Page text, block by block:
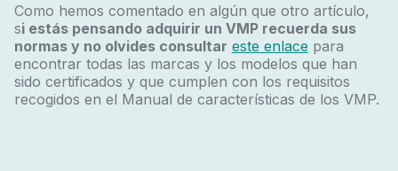
Como hemos comentado en algún que otro artículo,
si estás pensando adquirir un VMP recuerda sus
normas y no olvides consultar este enlace para
encontrar todas las marcas y los modelos que han
sido certificados y que cumplen con los requisitos
recogidos en el Manual de características de los VMP.